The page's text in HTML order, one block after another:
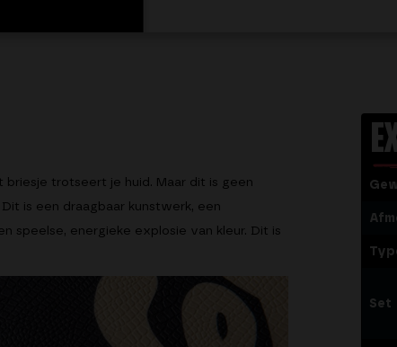
trotseert je huid. Maar dit is geen
is een draagbaar kunstwerk, een
speelse, energieke explosie van kleur. Dit is
Set